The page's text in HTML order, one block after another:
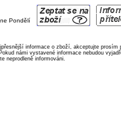
Pondělí
informace o zboží, akceptujte prosím
námi vystavené informace nebudou
neprodleně informováni.